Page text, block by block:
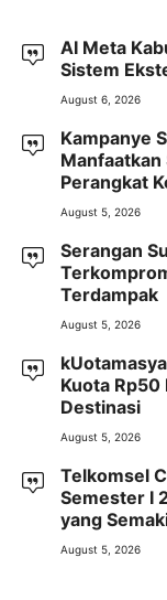
AI Meta
Sistem
August 6, 2026
Kampanye
Perangkat
August 5, 2026
Serangan
Terdampak
August 5, 2026
Kuota Rp50
Destinasi
August 5, 2026
Telkomsel
Semester I
yang
August 5, 2026